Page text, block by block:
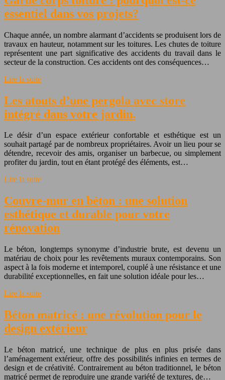
essentiel dans vos projets?
Chaque année, un nombre alarmant d’accidents se produisent lors de
travaux en hauteur, notamment sur les toitures. Les chutes de toiture
représentent une part significative des accidents du travail dans le
secteur de la construction. Ces accidents ont des conséquences…
Lire la suite
Les atouts d’une pergola avec store
intégré dans votre jardin.
Le désir d’un espace extérieur confortable et esthétique est un
souhait partagé par de nombreux propriétaires. Avoir un lieu pour se
détendre, recevoir des amis, organiser un barbecue, ou simplement
profiter du jardin, tout en étant protégé des éléments, est…
Lire la suite
Couvre-mur en béton : une solution
esthétique et durable pour votre
rénovation
Le béton, longtemps synonyme d’industrie brute, est devenu un
matériau de choix pour les revêtements muraux contemporains. Son
aspect à la fois moderne et intemporel, couplé à une résistance et une
durabilité exceptionnelles, en fait une solution idéale pour les…
Lire la suite
Béton matricé : une révolution pour le
design extérieur
Le béton matricé, une technique de plus en plus prisée dans
l’aménagement extérieur, offre des possibilités infinies en termes de
design et de créativité. Contrairement au béton traditionnel, le béton
matricé permet de reproduire une grande variété de textures, de…